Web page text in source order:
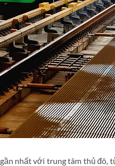
nhất với trung tâm thủ đô,